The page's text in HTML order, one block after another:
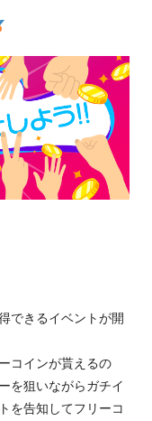
できるイベントが開
コインが貰えるの
を狙いながらガチイ
を告知してフリーコ